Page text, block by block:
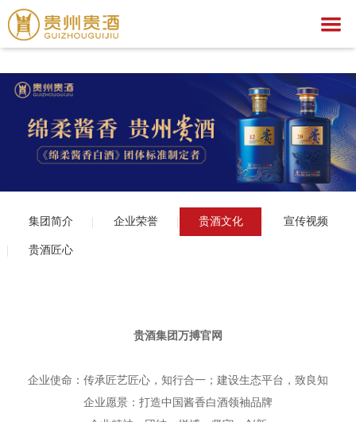
万搏官网
关于我们
集团简介
企业荣誉
贵酒文化
宣传视频
贵酒匠心
万搏官网
公示公告
万搏官网
行业动态
贵酒美文
产品中心
贵酒世家系列
万搏官网-万搏(中国)一站式服务官网
贵酒樽系列
文化之旅
社会公益
党团建设
服务中心
招标公告
招聘中心
集团简介 企业荣誉 贵酒文化 宣传视频
贵酒匠心
贵酒集团万搏官网
企业使命：传承匠艺匠心，知行合一；建设生态平台，致良知
企业愿景：打造中国酱香白酒领袖品牌